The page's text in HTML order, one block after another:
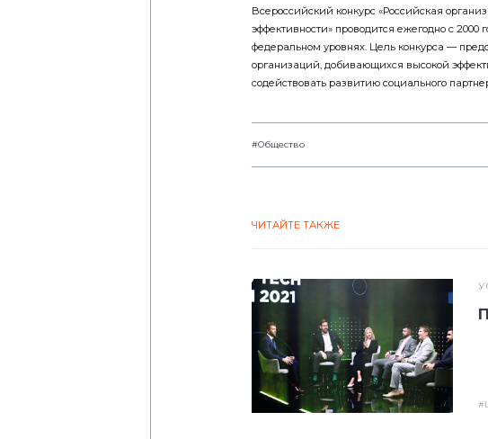
Всероссийский конкурс «Российская
эффективности» проводится ежегодно с
федеральном уровнях. Цель конкурса —
организаций, добивающихся высокой
содействовать развитию социального
#Общество
ЧИТАЙТЕ ТАКЖЕ